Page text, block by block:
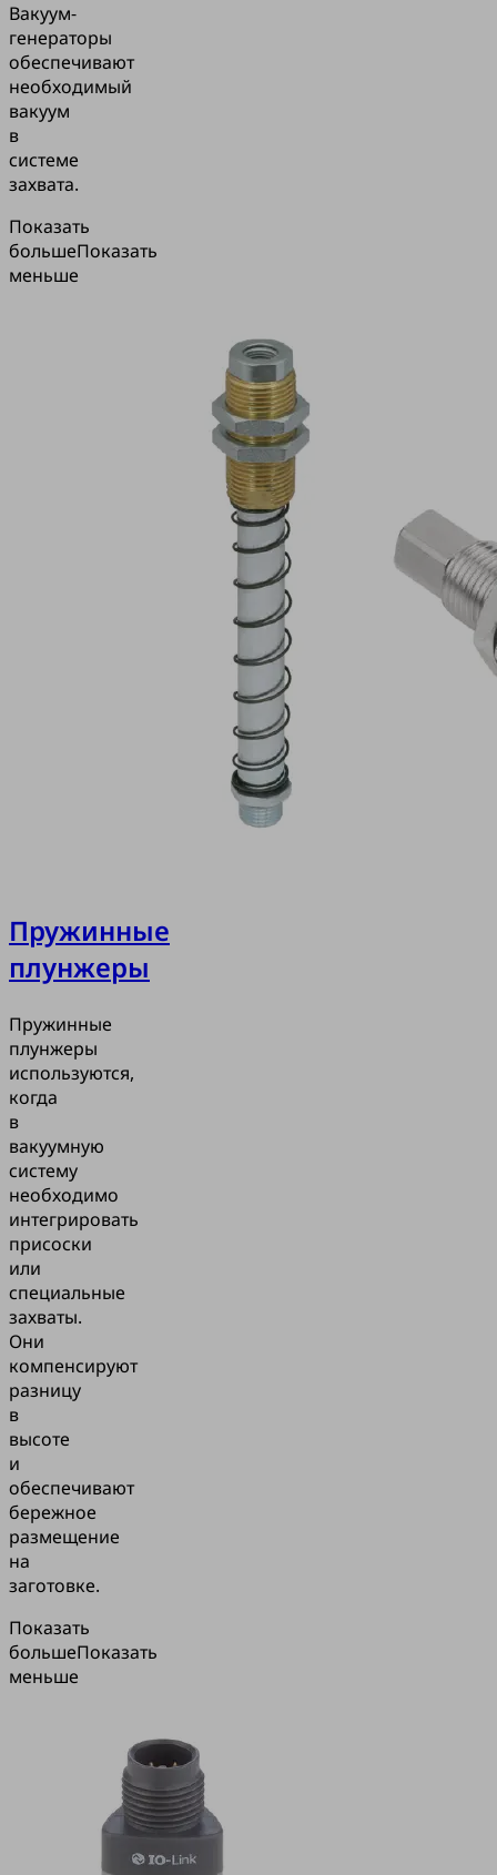
Вакуум-
генераторы
обеспечивают
необходимый
вакуум
в
системе
захвата.
Показать
большеПоказать
меньше
Пружинные
плунжеры
Пружинные
плунжеры
используются,
когда
в
вакуумную
систему
необходимо
интегрировать
присоски
или
специальные
захваты.
Они
компенсируют
разницу
в
высоте
и
обеспечивают
бережное
размещение
на
заготовке.
Показать
большеПоказать
меньше